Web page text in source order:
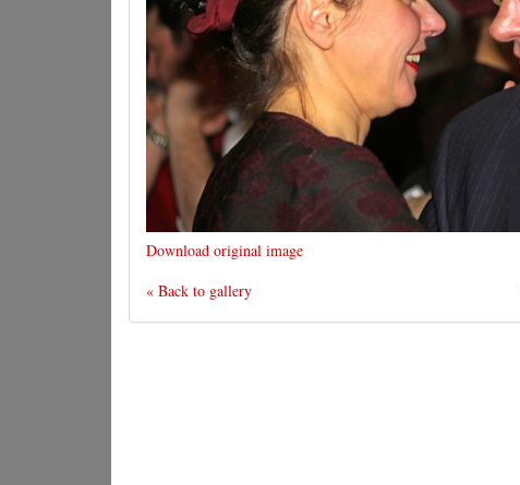
Download original image
« Back to gallery